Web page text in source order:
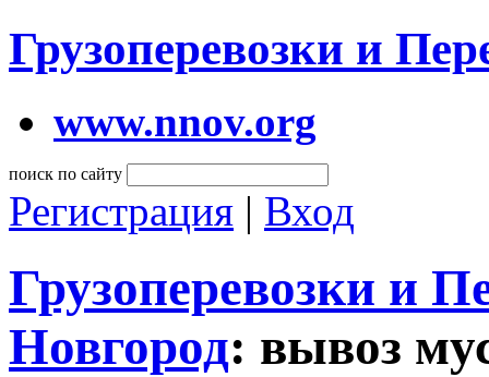
Грузоперевозки и
www.nnov.org
поиск по сайту
Регистрация | Вход
Грузоперевозки и
Новгород: вывоз